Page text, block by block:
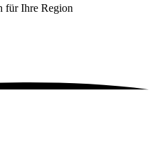
für Ihre Region